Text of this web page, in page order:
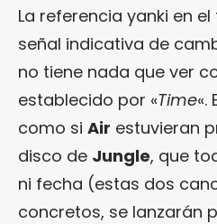
La referencia yanki en
señal indicativa de
no tiene nada que ver
establecido por «Time«.
como si Air estuvieran
disco de Jungle, que
ni fecha (estas dos
concretos, se lanzarán